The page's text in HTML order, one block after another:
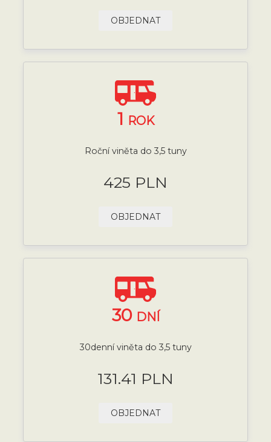
OBJEDNAT
1 ROK
Roční viněta do 3,5 tuny
425 PLN
OBJEDNAT
30 DNÍ
30denní viněta do 3,5 tuny
131.41 PLN
OBJEDNAT